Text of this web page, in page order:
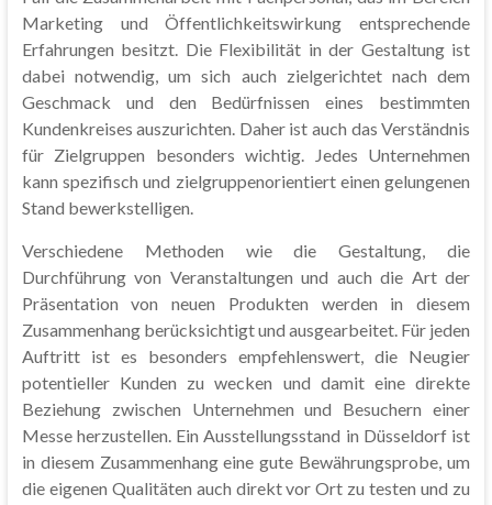
Marketing und Öffentlichkeitswirkung entsprechende
Erfahrungen besitzt. Die Flexibilität in der Gestaltung ist
dabei notwendig, um sich auch zielgerichtet nach dem
Geschmack und den Bedürfnissen eines bestimmten
Kundenkreises auszurichten. Daher ist auch das Verständnis
für Zielgruppen besonders wichtig. Jedes Unternehmen
kann spezifisch und zielgruppenorientiert einen gelungenen
Stand bewerkstelligen.
Verschiedene Methoden wie die Gestaltung, die
Durchführung von Veranstaltungen und auch die Art der
Präsentation von neuen Produkten werden in diesem
Zusammenhang berücksichtigt und ausgearbeitet. Für jeden
Auftritt ist es besonders empfehlenswert, die Neugier
potentieller Kunden zu wecken und damit eine direkte
Beziehung zwischen Unternehmen und Besuchern einer
Messe herzustellen. Ein Ausstellungsstand in Düsseldorf ist
in diesem Zusammenhang eine gute Bewährungsprobe, um
die eigenen Qualitäten auch direkt vor Ort zu testen und zu